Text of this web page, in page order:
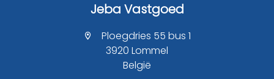
Jeba Vastgoed
Ploegdries 55 bus 1
3920 Lommel
België